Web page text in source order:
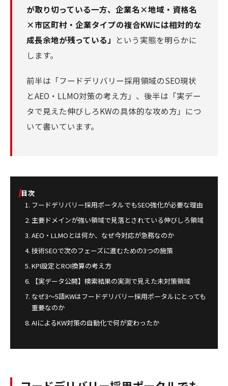
が取り切っている一方、企業名×地域・資格名
×市区町村・企業タイプの複合KWには相対的な
成長余地が残っている」 という実態を明らかに
します。
前半は「フードデリバリー採用領域のSEO現状
とAEO・LLMO対策の考え方」、後半は「実デー
タで見えた伸びしろKWの具体的な攻め方」につ
いて書いています。
目次
フードデリバリー採用ポータルでもSEO強化が必要な理由
主要ドメインが強い領域で見落とされている伸びしろ領域
AEO・LLMOとは何か、なぜ今対応が急務なのか
技術SEOで次のフェーズに進むための3つの施策
KPI設定とROI換算の考え方
【実データ公開】検索結果の実測で見えた未対策領域
なぜ3〜5語KWはフードデリバリー採用ポータルにとっても
重要なのか
AIによるKW対策の自動化で何が変わったか